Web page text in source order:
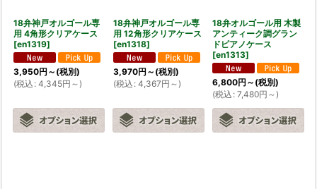
18弁神戸オルゴール専
用 4角形クリアケース
[en1319]
3,950円 ～ (税別)
(税込 : 4,345円 ～)
18弁神戸オルゴール専
用 12角形クリアケース
[en1318]
3,970円 ～ (税別)
(税込 : 4,367円 ～)
18弁オルゴール用 木製
アンティーク調グラン
ドピアノケース
[en1313]
6,800円 ～ (税別)
(税込 : 7,480円 ～)